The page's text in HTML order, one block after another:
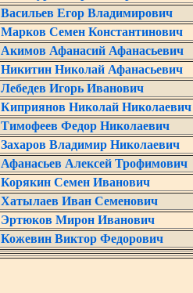
Васильев Егор Владимирович
Марков Семен Константинович
Акимов Афанасий Афанасьевич
Никитин Николай Афанасьевич
Лебедев Игорь Иванович
Киприянов Николай Николаевич
Тимофеев Федор Николаевич
Захаров Владимир Николаевич
Афанасьев Алексей Трофимович
Корякин Семен Иванович
Хатылаев Иван Семенович
Эртюков Мирон Иванович
Кожевин Виктор Федорович